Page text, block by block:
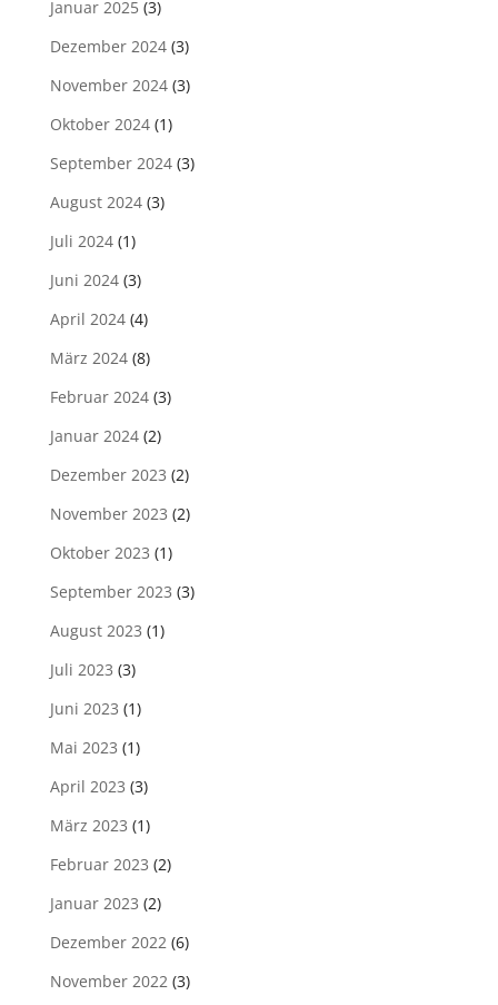
Januar 2025(3)
Dezember 2024(3)
November 2024(3)
Oktober 2024(1)
September 2024(3)
August 2024(3)
Juli 2024(1)
Juni 2024(3)
April 2024(4)
März 2024(8)
Februar 2024(3)
Januar 2024(2)
Dezember 2023 (2)
November 2023 (2)
Oktober 2023 (1)
September 2023 (3)
August 2023 (1)
Juli 2023 (3)
Juni 2023 (1)
Mai 2023 (1)
April 2023 (3)
März 2023 (1)
Februar 2023 (2)
Januar 2023 (2)
Dezember 2022(6)
November 2022(3)